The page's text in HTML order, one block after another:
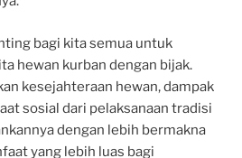
bagi kita semua untuk
hewan kurban dengan bijak.
kesejahteraan hewan, dampak
sosial dari pelaksanaan tradisi
dengan lebih bermakna
yang lebih luas bagi